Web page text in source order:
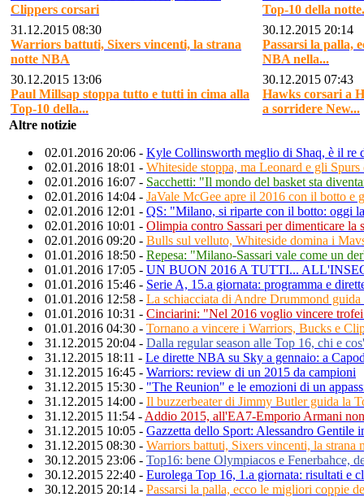
Clippers corsari
Top-10 della
31.12.2015 08:30
Warriors battuti, Sixers vincenti, la strana
notte NBA
30.12.2015 20:14
Passarsi la palla,
NBA nella...
30.12.2015 13:06
Paul Millsap stoppa tutto e tutti in cima alla
Top-10 della...
30.12.2015 07:43
Hawks corsari a
a sorridere New...
Altre notizie
02.01.2016 20:06 - Kyle Collinsworth meglio di Shaq, è il
02.01.2016 18:01 - Whiteside stoppa, ma Leonard e gli
02.01.2016 16:07 - Sacchetti: "Il mondo del basket sta
02.01.2016 14:04 - JaVale McGee apre il 2016 con il botto e
02.01.2016 12:01 - QS: "Milano, si riparte con il botto: oggi
02.01.2016 10:01 - Olimpia contro Sassari per dimenticare la
02.01.2016 09:20 - Bulls sul velluto, Whiteside domina i
01.01.2016 18:50 - Repesa: "Milano-Sassari vale come un
01.01.2016 17:05 - UN BUON 2016 A TUTTI...
01.01.2016 15:46 - Serie A, 15.a giornata: programma e
01.01.2016 12:58 - La schiacciata di Andre Drummond
01.01.2016 10:31 - Cinciarini: "Nel 2016 voglio vincere
01.01.2016 04:30 - Tornano a vincere i Warriors, Bucks e
31.12.2015 20:04 - Dalla regular season alle Top 16, chi e
31.12.2015 18:11 - Le dirette NBA su Sky a gennaio: a
31.12.2015 16:45 - Warriors: review di un 2015 da campioni
31.12.2015 15:30 - "The Reunion" e le emozioni di un
31.12.2015 14:00 - Il buzzerbeater di Jimmy Butler guida la
31.12.2015 11:54 - Addio 2015, all'EA7-Emporio Armani
31.12.2015 10:05 - Gazzetta dello Sport: Alessandro Gentile
31.12.2015 08:30 - Warriors battuti, Sixers vincenti, la strana
30.12.2015 23:06 - Top16: bene Olympiacos e Fenerbahce,
30.12.2015 22:40 - Eurolega Top 16, 1.a giornata: risultati e
30.12.2015 20:14 - Passarsi la palla, ecco le migliori coppie